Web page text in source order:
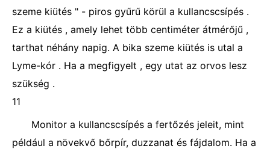
szeme kiütés " - piros gyűrű körül a kullancscsípés .
Ez a kiütés , amely lehet több centiméter átmérőjű ,
tarthat néhány napig. A bika szeme kiütés is utal a
Lyme-kór . Ha a megfigyelt , egy utat az orvos lesz
szükség .
11
Monitor a kullancscsípés a fertőzés jeleit, mint
például a növekvő bőrpír, duzzanat és fájdalom. Ha a